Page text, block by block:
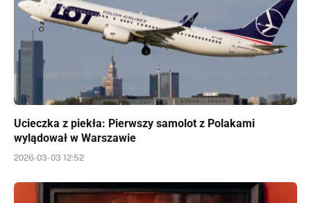
Ucieczka z piekła: Pierwszy samolot z Polakami
wylądował w Warszawie
2026-03-03 12:52